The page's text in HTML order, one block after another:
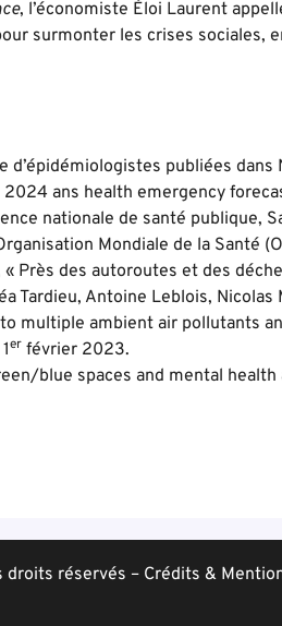
, l’économiste Éloi Laurent
surmonter les crises sociales,
d’épidémiologistes publiées
ans health emergency
nationale de santé publique,
Mondiale de la Santé
Près des autoroutes et des
Tardieu, Antoine Leblois,
multiple ambient air pollutants
er février 2023.
blue spaces and mental health
droits réservés – Crédits &